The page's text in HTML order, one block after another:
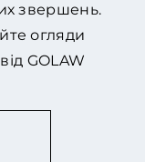
звершень.
огляди
GOLAW